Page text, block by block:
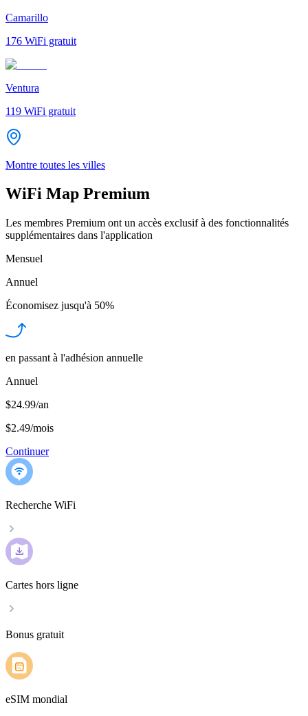
Camarillo
176 WiFi gratuit
Ventura
119 WiFi gratuit
Montre toutes les villes
WiFi Map Premium
Les membres Premium ont un accès exclusif à des fonctionnalités
supplémentaires dans l'application
Mensuel
Annuel
Économisez jusqu'à 50%
en passant à l'adhésion annuelle
Annuel
$24.99/an
$2.49/mois
Continuer
Recherche WiFi
Cartes hors ligne
Bonus gratuit
eSIM mondial